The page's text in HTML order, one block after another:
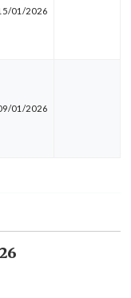
01/2026
01/2026